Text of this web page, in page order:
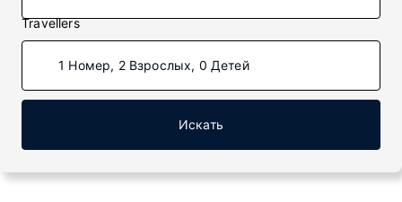
Travellers
1 Номер, 2 Взрослых, 0 Детей
Искать